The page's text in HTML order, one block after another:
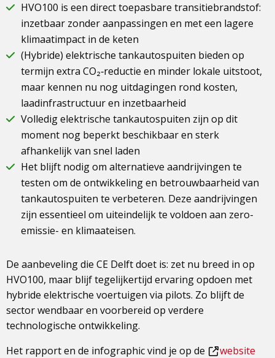
HVO100 is een direct toepasbare transitiebrandstof:
inzetbaar zonder aanpassingen en met een lagere
klimaatimpact in de keten
(Hybride) elektrische tankautospuiten bieden op
termijn extra CO₂‑reductie en minder lokale uitstoot,
maar kennen nu nog uitdagingen rond kosten,
laadinfrastructuur en inzetbaarheid
Volledig elektrische tankautospuiten zijn op dit
moment nog beperkt beschikbaar en sterk
afhankelijk van snel laden
Het blijft nodig om alternatieve aandrijvingen te
testen om de ontwikkeling en betrouwbaarheid van
tankautospuiten te verbeteren. Deze aandrijvingen
zijn essentieel om uiteindelijk te voldoen aan zero-
emissie- en klimaateisen.
De aanbeveling die CE Delft doet is: zet nu breed in op
HVO100, maar blijf tegelijkertijd ervaring opdoen met
hybride elektrische voertuigen via pilots. Zo blijft de
sector wendbaar en voorbereid op verdere
technologische ontwikkeling.
Het rapport en de infographic vind je op de
website